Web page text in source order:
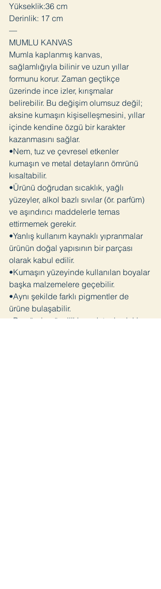
Yükseklik:36 cm
Derinlik: 17 cm
—
MUMLU KANVAS
Mumla kaplanmış kanvas,
sağlamlığıyla bilinir ve uzun yıllar
formunu korur. Zaman geçtikçe
üzerinde ince izler, kırışmalar
belirebilir. Bu değişim olumsuz değil;
aksine kumaşın kişiselleşmesini, yıllar
içinde kendine özgü bir karakter
kazanmasını sağlar.
•Nem, tuz ve çevresel etkenler
kumaşın ve metal detayların ömrünü
kısaltabilir.
•Ürünü doğrudan sıcaklık, yağlı
yüzeyler, alkol bazlı sıvılar (ör. parfüm)
ve aşındırıcı maddelerle temas
ettirmemek gerekir.
•Yanlış kullanım kaynaklı yıpranmalar
ürünün doğal yapısının bir parçası
olarak kabul edilir.
•Kumaşın yüzeyinde kullanılan boyalar
başka malzemelere geçebilir.
•Aynı şekilde farklı pigmentler de
ürüne bulaşabilir.
•Bu yüzden özellikle açık tonlardaki